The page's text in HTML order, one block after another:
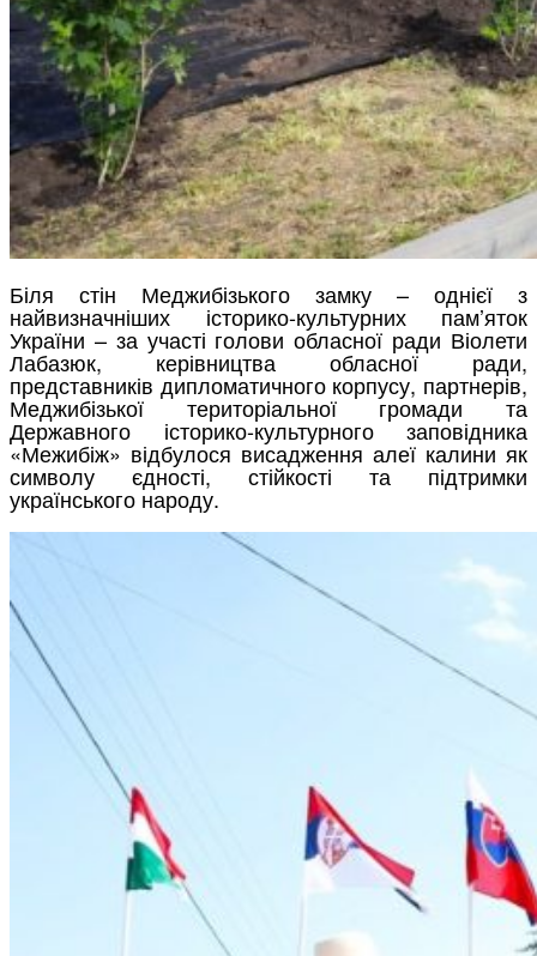
Біля стін Меджибізького замку – однієї з
найвизначніших історико-культурних пам’яток
України – за участі голови обласної ради Віолети
Лабазюк, керівництва обласної ради,
представників дипломатичного корпусу, партнерів,
Меджибізької територіальної громади та
Державного історико-культурного заповідника
«Межибіж» відбулося висадження алеї калини як
символу єдності, стійкості та підтримки
українського народу.